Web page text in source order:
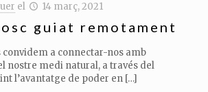
el 14 març, 2021
guiat remotament
convidem a connectar-nos amb
nostre medi natural, a través del
l’avantatge de poder en […]